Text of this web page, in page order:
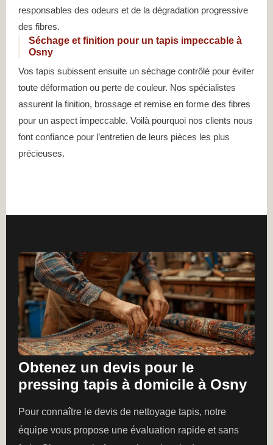
responsables des odeurs et de la dégradation progressive
des fibres.
Séchage et finition pour un tapis impeccable à
Osny
Vos tapis subissent ensuite un séchage contrôlé pour éviter
toute déformation ou perte de couleur. Nos spécialistes
assurent la finition, brossage et remise en forme des fibres
pour un aspect impeccable. Voilà pourquoi nos clients nous
font confiance pour l’entretien de leurs pièces les plus
précieuses.
Obtenez un devis pour le
pressing tapis à domicile à Osny
Pour connaître le devis de nettoyage tapis, notre
équipe vous propose une évaluation rapide et sans